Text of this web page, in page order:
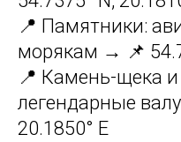
📍 Памятники:
морякам → 📌
📍 Камень-щека
легендарные
20.1850° E